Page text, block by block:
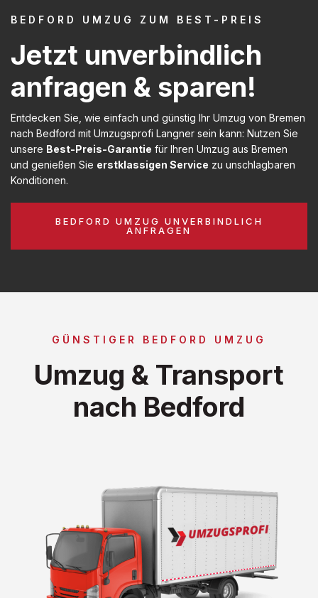
BEDFORD UMZUG ZUM BEST-PREIS
Jetzt unverbindlich
anfragen & sparen!
Entdecken Sie, wie einfach und günstig Ihr Umzug von Bremen
nach Bedford mit Umzugsprofi Langner sein kann: Nutzen Sie
unsere Best-Preis-Garantie für Ihren Umzug aus Bremen
und genießen Sie erstklassigen Service zu unschlagbaren
Konditionen.
BEDFORD UMZUG UNVERBINDLICH
ANFRAGEN
GÜNSTIGER BEDFORD UMZUG
Umzug & Transport
nach Bedford